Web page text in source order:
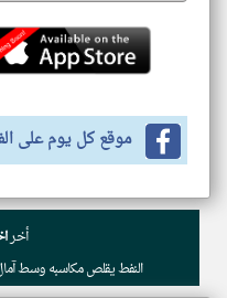
موقع كل يوم على
أخر
النفط يقلص مكاسبه وسط